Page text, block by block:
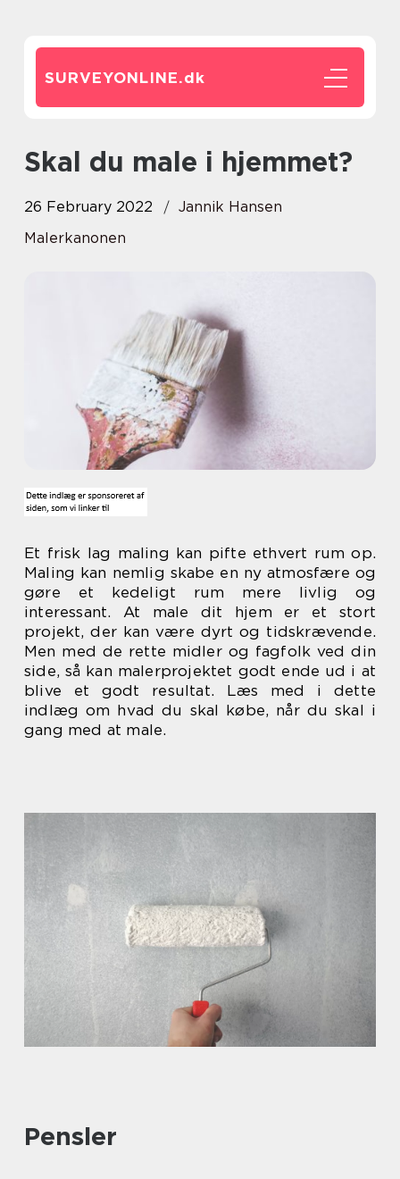
SURVEYONLINE.dk
Skal du male i hjemmet?
26 February 2022
Jannik Hansen
Malerkanonen
Et frisk lag maling kan pifte ethvert rum op.
Maling kan nemlig skabe en ny atmosfære og
gøre et kedeligt rum mere livlig og
interessant. At male dit hjem er et stort
projekt, der kan være dyrt og tidskrævende.
Men med de rette midler og fagfolk ved din
side, så kan malerprojektet godt ende ud i at
blive et godt resultat. Læs med i dette
indlæg om hvad du skal købe, når du skal i
gang med at male.
Pensler